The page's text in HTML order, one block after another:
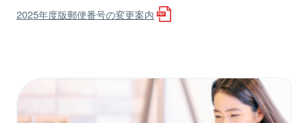
2025年度版郵便番号の変更案内